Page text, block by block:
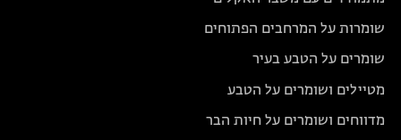
שומרות על המרחבים הפתוחים
שומרים על הטבע בעיר
מטיילים ושומרים על הטבע
מדווחים ושומרים על חיות הבר